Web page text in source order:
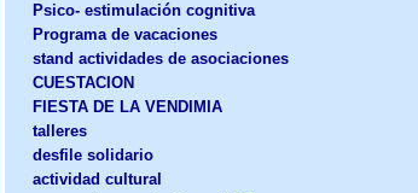
Psico- estimulación cognitiva
Programa de vacaciones
stand actividades de asociaciones
CUESTACION
FIESTA DE LA VENDIMIA
talleres
desfile solidario
actividad cultural